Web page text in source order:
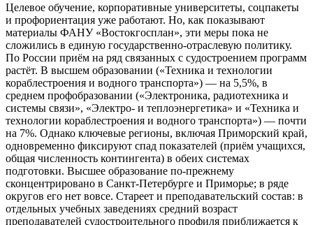
Целевое обучение, корпоративные университеты, соцпакеты
и профориентация уже работают. Но, как показывают
материалы ФАНУ «Востокгосплан», эти меры пока не
сложились в единую государственно-отраслевую политику.
По России приём на ряд связанных с судостроением программ
растёт. В высшем образовании («Техника и технологии
кораблестроения и водного транспорта») — на 5,5%, в
среднем профобразовании («Электроника, радиотехника и
системы связи», «Электро- и теплоэнергетика» и «Техника и
технологии кораблестроения и водного транспорта») — почти
на 7%. Однако ключевые регионы, включая Приморский край,
одновременно фиксируют спад показателей (приём учащихся,
общая численность контингента) в обеих системах
подготовки. Высшее образование по-прежнему
сконцентрировано в Санкт-Петербурге и Приморье; в ряде
округов его нет вовсе. Стареет и преподавательский состав: в
отдельных учебных заведениях средний возраст
преподавателей судостроительного профиля приближается к